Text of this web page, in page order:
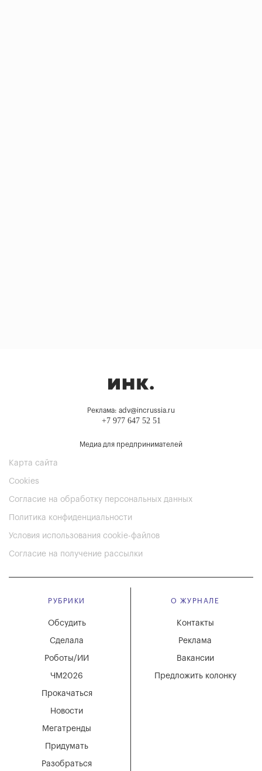
Реклама: adv@incrussia.ru
+7 977 647 52 51
Медиа для предпринимателей
Карта сайта
Cookies
Согласие на обработку персональных данных
Политика конфиденциальности
Условия использования cookie-файлов
Согласие на получение рассылки
РУБРИКИ
Мегатренды
Придумать
Разобраться
Новости
Обсудить
Сделала
Роботы/ИИ
ЧМ2026
Прокачаться
О ЖУРНАЛЕ
Вакансии
Реклама
Контакты
Предложить колонку